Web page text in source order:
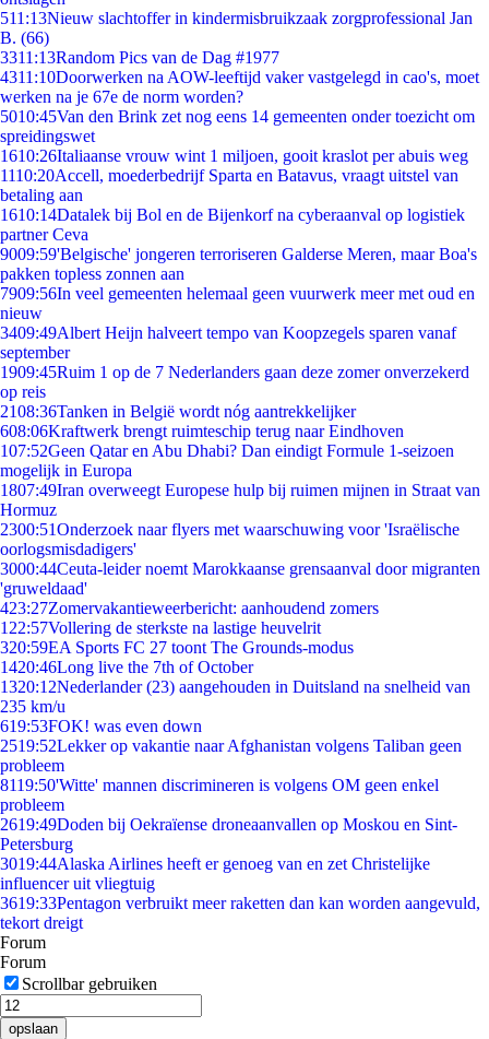
511:13Nieuw slachtoffer in kindermisbruikzaak zorgprofessional Jan
B. (66)
3311:13Random Pics van de Dag #1977
4311:10Doorwerken na AOW-leeftijd vaker vastgelegd in cao's, moet
werken na je 67e de norm worden?
5010:45Van den Brink zet nog eens 14 gemeenten onder toezicht om
spreidingswet
1610:26Italiaanse vrouw wint 1 miljoen, gooit kraslot per abuis weg
1110:20Accell, moederbedrijf Sparta en Batavus, vraagt uitstel van
betaling aan
1610:14Datalek bij Bol en de Bijenkorf na cyberaanval op logistiek
partner Ceva
9009:59'Belgische' jongeren terroriseren Galderse Meren, maar Boa's
pakken topless zonnen aan
7909:56In veel gemeenten helemaal geen vuurwerk meer met oud en
nieuw
3409:49Albert Heijn halveert tempo van Koopzegels sparen vanaf
september
1909:45Ruim 1 op de 7 Nederlanders gaan deze zomer onverzekerd
op reis
2108:36Tanken in België wordt nóg aantrekkelijker
608:06Kraftwerk brengt ruimteschip terug naar Eindhoven
107:52Geen Qatar en Abu Dhabi? Dan eindigt Formule 1-seizoen
mogelijk in Europa
1807:49Iran overweegt Europese hulp bij ruimen mijnen in Straat van
Hormuz
2300:51Onderzoek naar flyers met waarschuwing voor 'Israëlische
oorlogsmisdadigers'
3000:44Ceuta-leider noemt Marokkaanse grensaanval door migranten
'gruweldaad'
423:27Zomervakantieweerbericht: aanhoudend zomers
1 22:57Vollering de sterkste na lastige heuvelrit
320:59EA Sports FC 27 toont The Grounds-modus
1420:46Long live the 7th of October
1320:12Nederlander (23) aangehouden in Duitsland na snelheid van
235 km/u
619:53FOK! was even down
2519:52Lekker op vakantie naar Afghanistan volgens Taliban geen
probleem
8119:50'Witte' mannen discrimineren is volgens OM geen enkel
probleem
2619:49Doden bij Oekraïense droneaanvallen op Moskou en Sint-
Petersburg
3019:44Alaska Airlines heeft er genoeg van en zet Christelijke
influencer uit vliegtuig
3619:33Pentagon verbruikt meer raketten dan kan worden aangevuld,
tekort dreigt
Forum
Forum
Scrollbar gebruiken
opslaan